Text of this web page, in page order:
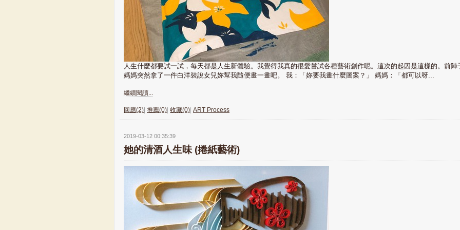
人生什麼都要試一試，每天都是人生新體驗。我覺得我真的很愛嘗試各種藝術創作呢。這次的起因是這樣的。前陣
媽媽突然拿了一件白洋裝說女兒妳幫我隨便畫一畫吧。 我：「妳要我畫什麼圖案？」 媽媽：「都可以呀...
繼續閱讀...
回應(2) 推薦(0) 收藏(0) ART Process
2019-03-12 00:35:39
她的清酒人生味 (捲紙藝術)